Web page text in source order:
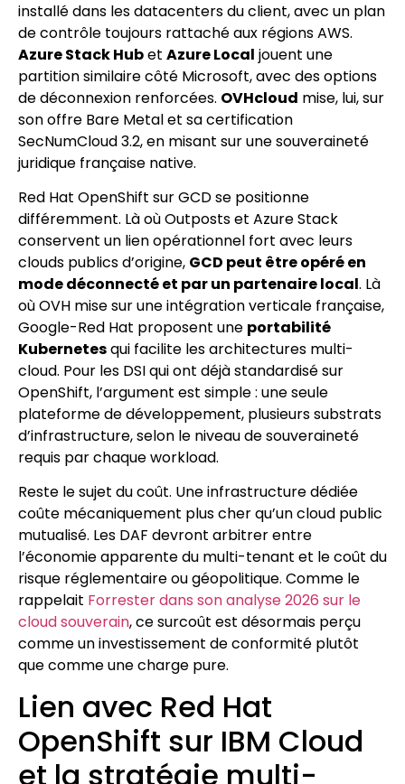
installé dans les datacenters du client, avec un plan
de contrôle toujours rattaché aux régions AWS.
Azure Stack Hubet Azure Local jouent une
partition similaire côté Microsoft, avec des options
de déconnexion renforcées. OVHcloud mise, lui, sur
son offre Bare Metal et sa certification
SecNumCloud 3.2, en misant sur une souveraineté
juridique française native.
Red Hat OpenShift sur GCD se positionne
différemment. Là où Outposts et Azure Stack
conservent un lien opérationnel fort avec leurs
clouds publics d’origine, GCD peut être opéré en
mode déconnecté et par un partenaire local. Là
où OVH mise sur une intégration verticale française,
Google-Red Hat proposent une portabilité
Kubernetesqui facilite les architectures multi-
cloud. Pour les DSI qui ont déjà standardisé sur
OpenShift, l’argument est simple : une seule
plateforme de développement, plusieurs substrats
d’infrastructure, selon le niveau de souveraineté
requis par chaque workload.
Reste le sujet du coût. Une infrastructure dédiée
coûte mécaniquement plus cher qu’un cloud public
mutualisé. Les DAF devront arbitrer entre
l’économie apparente du multi-tenant et le coût du
risque réglementaire ou géopolitique. Comme le
rappelait Forrester dans son analyse 2026 sur le
cloud souverain, ce surcoût est désormais perçu
comme un investissement de conformité plutôt
que comme une charge pure.
Lien avec Red Hat
OpenShift sur IBM Cloud
et la stratégie multi-